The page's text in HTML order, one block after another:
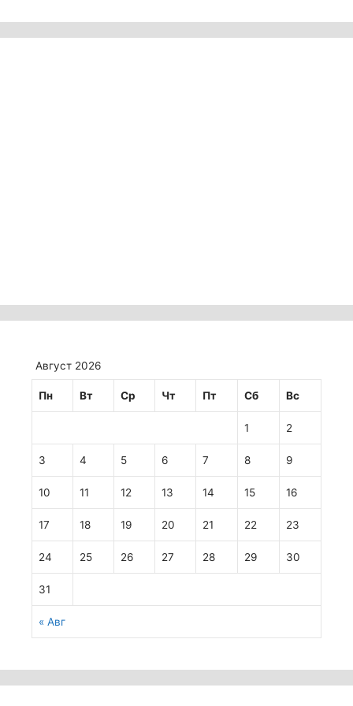
Август 2026
Пн Вт Ср Чт Пт Сб Вс
« Авг
1 2
3 4 5 6 7 8 9
10 11 12 13 14 15 16
17 18 19 20 21 22 23
24 25 26 27 28 29 30
31